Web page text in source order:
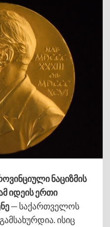
ნაციზმის
იდეის ერთი
— საქართველოს
ისიც